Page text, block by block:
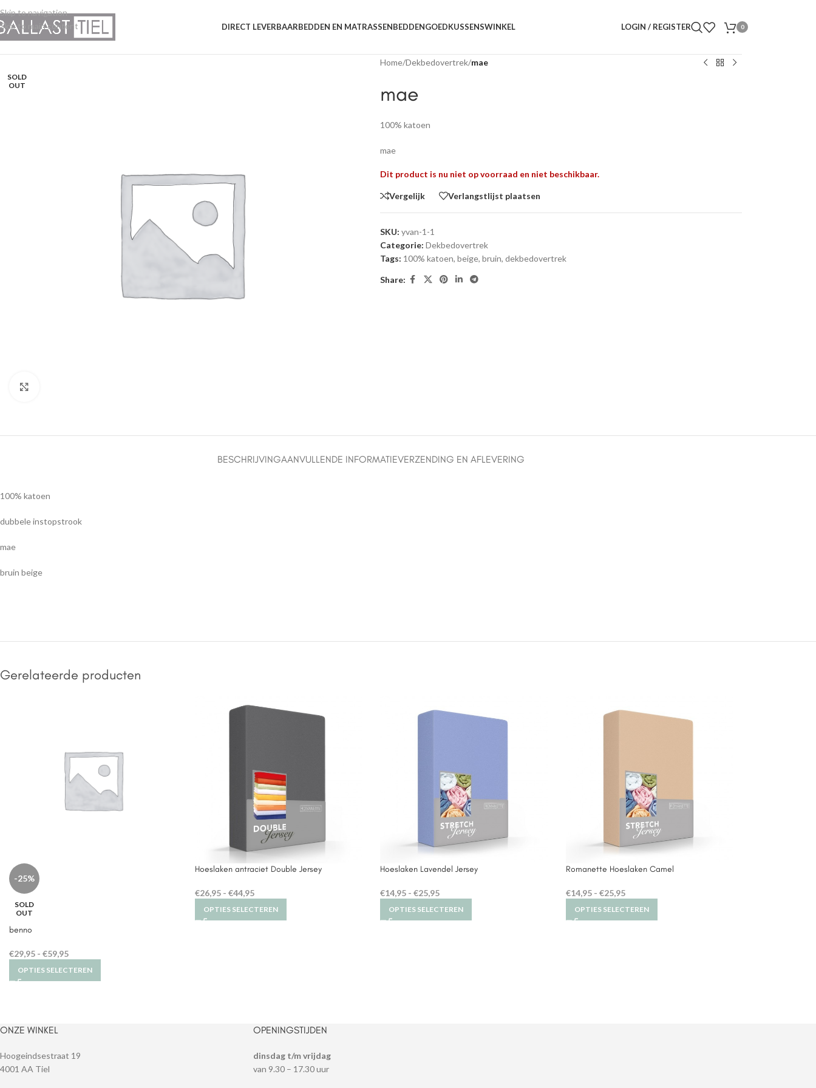
Skip to navigation
Skip to main content
DIRECT LEVERBAARBEDDEN EN MATRASSENBEDDENGOEDKUSSENSWINKEL LOGIN / REGISTER 0
SOLD
OUT
Home/Dekbedovertrek/mae
mae
100% katoen
mae
Dit product is nu niet op voorraad en niet beschikbaar.
Vergelijk Verlangstlijst plaatsen
SKU: yvan-1-1
Categorie: Dekbedovertrek
Tags: 100% katoen, beige, bruin, dekbedovertrek
Share:
BESCHRIJVINGAANVULLENDE INFORMATIEVERZENDING EN AFLEVERING
100% katoen
dubbele instopstrook
mae
bruin beige
Gerelateerde producten
-25%
SOLD
OUT
benno
€29,95 - €59,95
OPTIES SELECTEREN
Hoeslaken antraciet Double Jersey
€26,95 - €44,95
OPTIES SELECTEREN
Hoeslaken Lavendel Jersey
€14,95 - €25,95
OPTIES SELECTEREN
Romanette Hoeslaken Camel
€14,95 - €25,95
OPTIES SELECTEREN
ONZE WINKEL
Hoogeindsestraat 19
4001 AA Tiel
OPENINGSTIJDEN
dinsdag t/m vrijdag
van 9.30 – 17.30 uur